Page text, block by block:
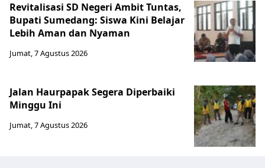
Revitalisasi SD Negeri Ambit Tuntas,
Bupati Sumedang: Siswa Kini Belajar
Lebih Aman dan Nyaman
Jumat, 7 Agustus 2026
Jalan Haurpapak Segera Diperbaiki
Minggu Ini
Jumat, 7 Agustus 2026